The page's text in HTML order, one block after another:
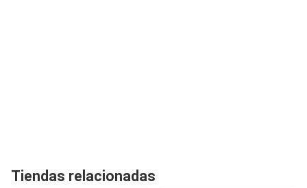
Tiendas relacionadas